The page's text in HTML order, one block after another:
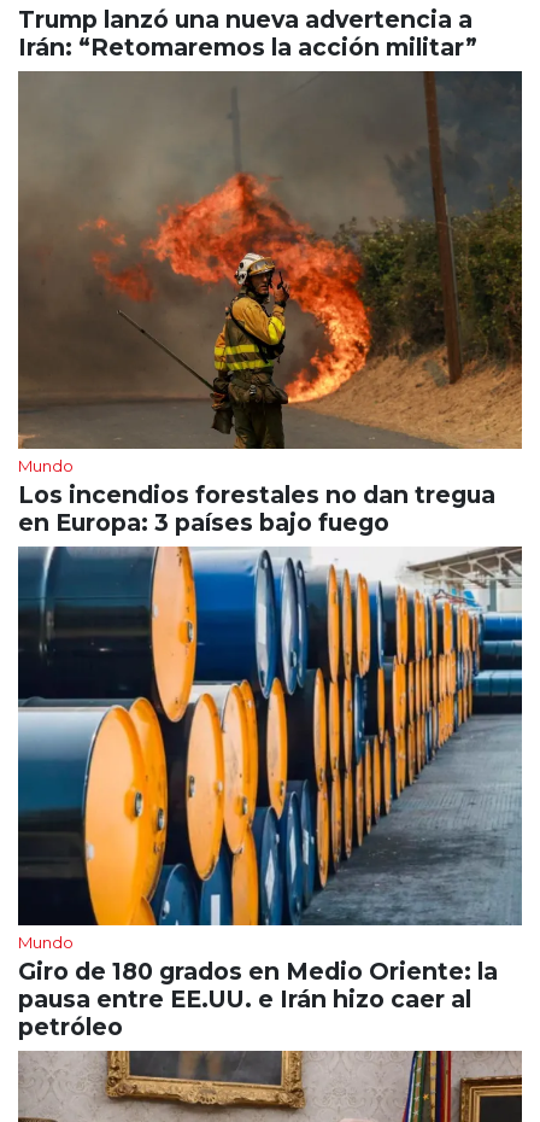
Trump lanzó una nueva advertencia a
Irán: “Retomaremos la acción militar”
Mundo
Los incendios forestales no dan tregua
en Europa: 3 países bajo fuego
Mundo
Giro de 180 grados en Medio Oriente: la
pausa entre EE.UU. e Irán hizo caer al
petróleo